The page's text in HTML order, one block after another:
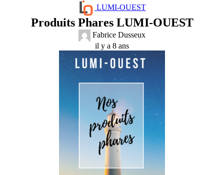
LUMI-OUEST
Produits Phares LUMI-OUEST
Fabrice Dusseux
il y a 8 ans